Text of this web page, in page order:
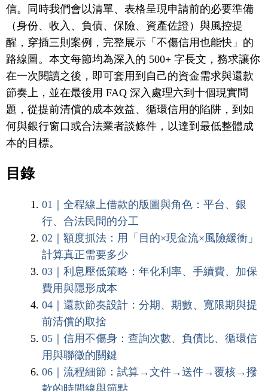
信。同時我們會以清單、表格呈現申請前的必要準備
（身份、收入、負債、保險、資產佐證）與風控提
醒，穿插三則案例，完整展示「不傷信用也能快」的
路線圖。本文每節均為深入的 500+ 字長文，務求讓你
在一次閱讀之後，即可套用到自己的資金需求與還款
節奏上，並在最後用 FAQ 深入處理六到十個現實問
題，從提前清償的成本效益、循環信用的陷阱，到如
何與銀行窗口或合法業者談條件，以達到最低整體成
本的目標。
目錄
01｜全程線上借款的版圖與角色：平台、銀
行、合法民間的分工
02｜額度抓法：用「目的×現金流×風險緩衝」
計算真正需要多少
03｜利息壓低策略：年化利率、手續費、加保
費用與隱形成本
04｜還款節奏設計：分期、期數、寬限期與提
前清償的取捨
05｜信用不傷身：查詢次數、負債比、循環信
用與聯徵的關鍵
06｜流程細節：試算→文件→送件→覆核→撥